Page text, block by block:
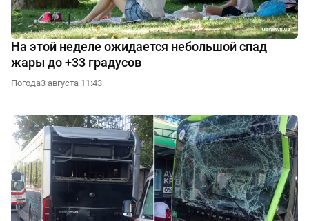
На этой неделе ожидается небольшой спад
жары до +33 градусов
Погода3 августа 11:43